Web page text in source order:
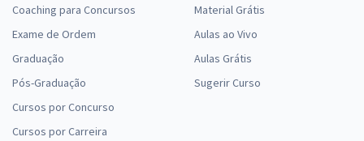
Coaching para Concursos
Exame de Ordem
Graduação
Pós-Graduação
Cursos por Concurso
Cursos por Carreira
Material Grátis
Aulas ao Vivo
Aulas Grátis
Sugerir Curso